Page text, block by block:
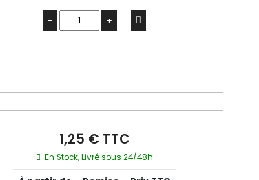
- +
1,25 € TTC
En Stock, Livré sous 24/48h